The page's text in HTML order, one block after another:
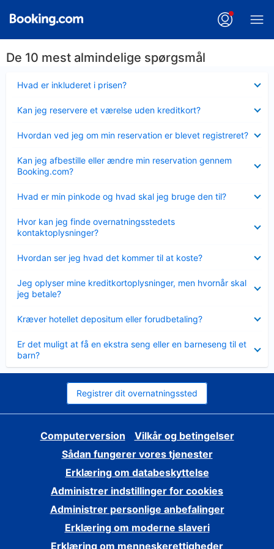
De 10 mest almindelige spørgsmål
Hvad er inkluderet i prisen?
Kan jeg reservere et værelse uden kreditkort?
Hvordan ved jeg om min reservation er blevet registreret?
Kan jeg afbestille eller ændre min reservation gennem
Booking.com?
Hvad er min pinkode og hvad skal jeg bruge den til?
Hvor kan jeg finde overnatningsstedets
kontaktoplysninger?
Hvordan ser jeg hvad det kommer til at koste?
Jeg oplyser mine kreditkortoplysninger, men hvornår skal
jeg betale?
Kræver hotellet depositum eller forudbetaling?
Er det muligt at få en ekstra seng eller en barneseng til et
barn?
Registrer dit overnatningssted
Computerversion
Vilkår og betingelser
Sådan fungerer vores tjenester
Erklæring om databeskyttelse
Administrer indstillinger for cookies
Administrer personlige anbefalinger
Erklæring om moderne slaveri
Erklæring om menneskerettigheder